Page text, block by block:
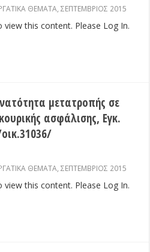
ΘΕΜΑΤΑ,ΣΕΠΤΕΜΒΡΙΟΣ 2015
this content. Please Log In.
μετατροπής σε
ασφάλισης, Εγκ.
ΘΕΜΑΤΑ,ΣΕΠΤΕΜΒΡΙΟΣ 2015
this content. Please Log In.